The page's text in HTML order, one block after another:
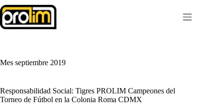
Saltar
al
contenido
Mes septiembre 2019
Responsabilidad Social: Tigres PROLIM Campeones del
Torneo de Fútbol en la Colonia Roma CDMX